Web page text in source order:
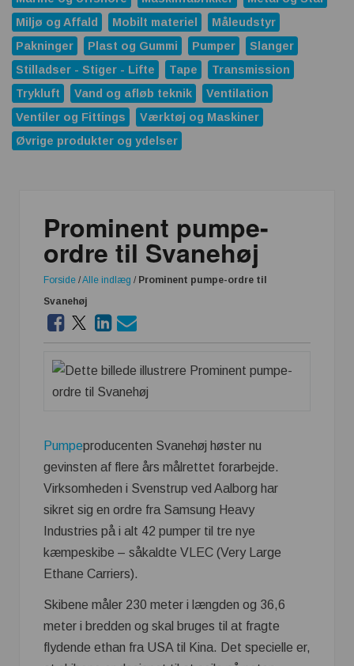
Miljø og Affald
Mobilt materiel
Måleudstyr
Pakninger
Plast og Gummi Pumper
Slanger
Stilladser - Stiger - Lifte
Tape
Transmission
Trykluft
Vand og afløb teknik
Ventilation
Ventiler og Fittings
Værktøj og Maskiner
Øvrige produkter og ydelser
Prominent pumpe-
ordre til Svanehøj
Forside /Alle indlæg / Prominent pumpe-ordre til
Svanehøj
Pumpeproducenten Svanehøj høster nu
gevinsten af flere års målrettet forarbejde.
Virksomheden i Svenstrup ved Aalborg har
sikret sig en ordre fra Samsung Heavy
Industries på i alt 42 pumper til tre nye
kæmpeskibe – såkaldte VLEC (Very Large
Ethane Carriers).
Skibene måler 230 meter i længden og 36,6
meter i bredden og skal bruges til at fragte
flydende ethan fra USA til Kina. Det specielle er,